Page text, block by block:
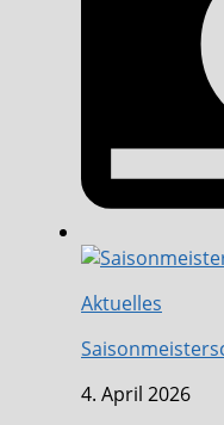
Aktuelles
4. April 2026